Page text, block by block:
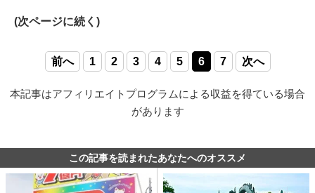
(次ページに続く)
前へ 1 2 3 4 5 6 7 次へ
本記事はアフィリエイトプログラムによる収益を得ている場合
があります
この記事を読まれたあなたへのオススメ